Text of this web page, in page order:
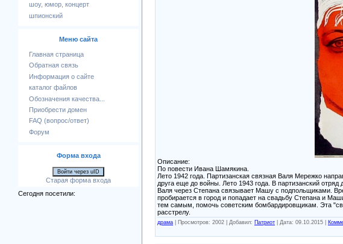
шоу, юмор, концерт
шпионский
Меню сайта
Главная страница
Обратная связь
Информация о сайте
каталог файлов
Обозначения качества...
Приобрести домен
FAQ (вопрос/ответ)
Форум
Форма входа
Войти через uID
Старая форма входа
Сегодня посетили:
Описание:
По повести Ивана Шамякина.
Лето 1942 года. Партизанская связная Валя Мережко
друга еще до войны. Лето 1943 года. В партизанский
Валя через Степана связывает Машу с подпольщиками.
пробирается в город и попадает на свадьбу Степана и
тем самым, помочь советским бомбардировщикам. Эта
расстрелу.
драма Просмотров: 2002 | Добавил: Патриот Дата: 09.10.2015